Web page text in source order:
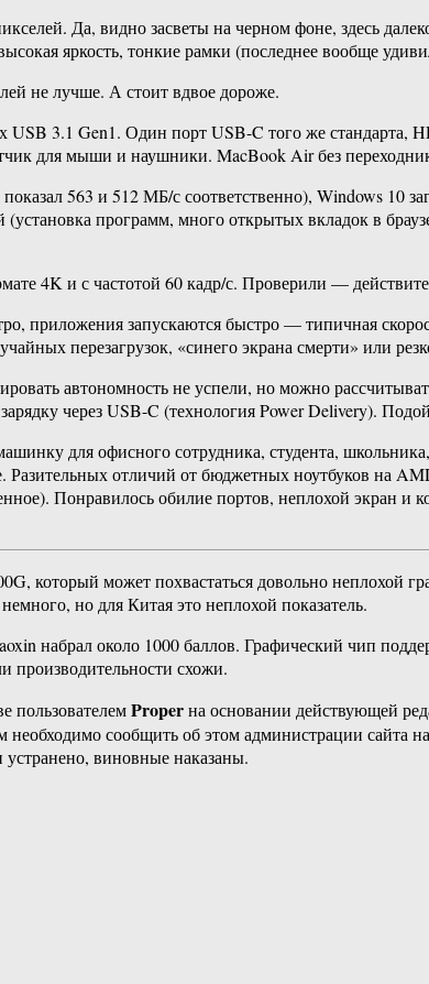
Да, видно засветы на черном фоне, здесь
яркость, тонкие рамки (последнее вообще
не лучше. А стоит вдвое дороже.
3.1 Gen1. Один порт USB-C того же стандарта,
для мыши и наушники. MacBook Air без
563 и 512 МБ/с соответственно), Windows 10
программ, много открытых вкладок в
4K и с частотой 60 кадр/с. Проверили —
приложения запускаются быстро — типичная
перезагрузок, «синего экрана смерти» или
автономность не успели, но можно
через USB-C (технология Power Delivery).
для офисного сотрудника, студента,
Разительных отличий от бюджетных ноутбуков на
Понравилось обилие портов, неплохой экран и
который может похвастаться довольно неплохой
но для Китая это неплохой показатель.
набрал около 1000 баллов. Графический чип
производительности схожи.
пользователемProperна основании действующей
сообщить об этом администрации сайта
виновные наказаны.